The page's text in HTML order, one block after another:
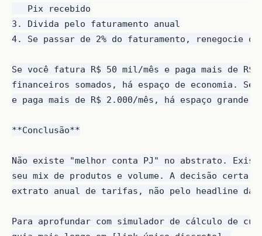
   Pix recebido
3. Divida pelo faturamento anual
4. Se passar de 2% do faturamento, renegocie
Se você fatura R$ 50 mil/mês e paga mais de R$
financeiros somados, há espaço de economia.
e paga mais de R$ 2.000/mês, há espaço grande.
**Conclusão**
Não existe "melhor conta PJ" no abstrato.
seu mix de produtos e volume. A decisão certa
extrato anual de tarifas, não pelo headline da
Para aprofundar com simulador de cálculo de